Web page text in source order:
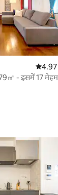
हमारी सेवा ・
जगह है जहाँ आप
संपर्क करें) ・हम
- इन समय तक
हम आपको
आपका
है, तो कृपया
औसत4.97
㎡ - इसमें 17